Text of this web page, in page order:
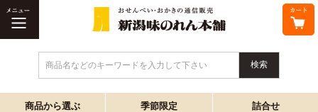
商品名などのキーワードを入力して下さい
商品から選ぶ 季節限定 詰合せ